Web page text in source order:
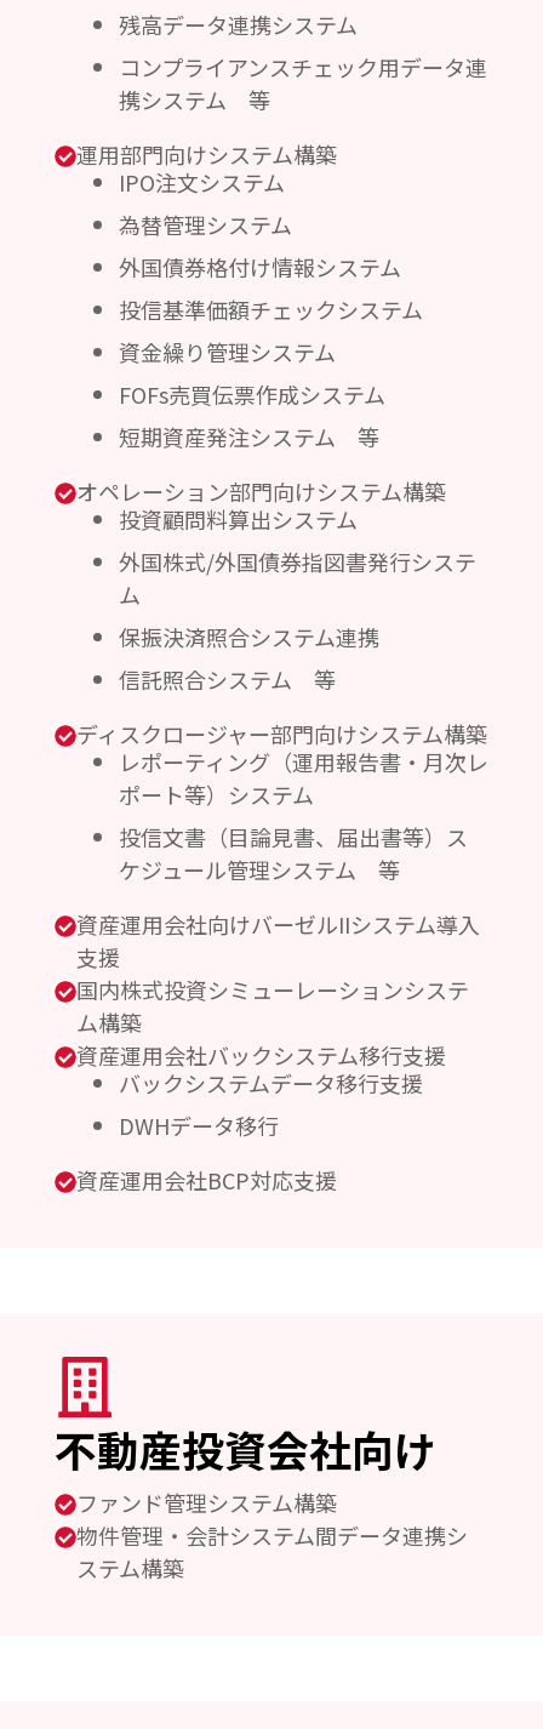
残高データ連携システム
コンプライアンスチェック用データ連
携システム 等
運用部門向けシステム構築
IPO注文システム
為替管理システム
外国債券格付け情報システム
投信基準価額チェックシステム
資金繰り管理システム
FOFs売買伝票作成システム
短期資産発注システム 等
オペレーション部門向けシステム構築
投資顧問料算出システム
外国株式/外国債券指図書発行システ
ム
保振決済照合システム連携
信託照合システム 等
ディスクロージャー部門向けシステム構築
レポーティング（運用報告書・月次レ
ポート等）システム
投信文書（目論見書、届出書等）ス
ケジュール管理システム 等
資産運用会社向けバーゼルIIシステム導入
支援
国内株式投資シミューレーションシステ
ム構築
資産運用会社バックシステム移行支援
バックシステムデータ移行支援
DWHデータ移行
資産運用会社BCP対応支援
不動産投資会社向け
ファンド管理システム構築
物件管理・会計システム間データ連携シ
ステム構築